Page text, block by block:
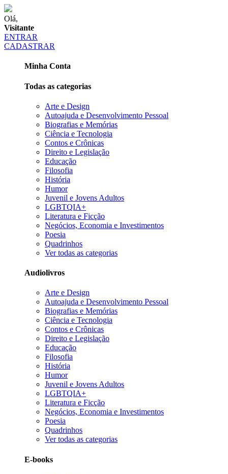
Olá,
Visitante
ENTRAR
CADASTRAR
Minha Conta
Todas as categorias
Arte e Design
Autoajuda e Desenvolvimento Pessoal
Biografias e Memórias
Ciência e Tecnologia
Contos e Crônicas
Direito e Legislação
Educação
Filosofia
História
Humor
Juvenil e Jovens Adultos
LGBTQIA+
Literatura e Ficção
Negócios, Economia e Investimentos
Poesia
Quadrinhos
Ver todas as categorias
Audiolivros
Arte e Design
Autoajuda e Desenvolvimento Pessoal
Biografias e Memórias
Ciência e Tecnologia
Contos e Crônicas
Direito e Legislação
Educação
Filosofia
História
Humor
Juvenil e Jovens Adultos
LGBTQIA+
Literatura e Ficção
Negócios, Economia e Investimentos
Poesia
Quadrinhos
Ver todas as categorias
E-books